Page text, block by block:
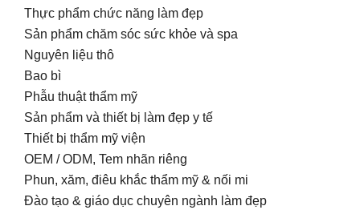
Thực phẩm chức năng làm đẹp
Sản phẩm chăm sóc sức khỏe và spa
Nguyên liệu thô
Bao bì
Phẫu thuật thẩm mỹ
Sản phẩm và thiết bị làm đẹp y tế
Thiết bị thẩm mỹ viện
OEM / ODM, Tem nhãn riêng
Phun, xăm, điêu khắc thẩm mỹ & nối mi
Đào tạo & giáo dục chuyên ngành làm đẹp